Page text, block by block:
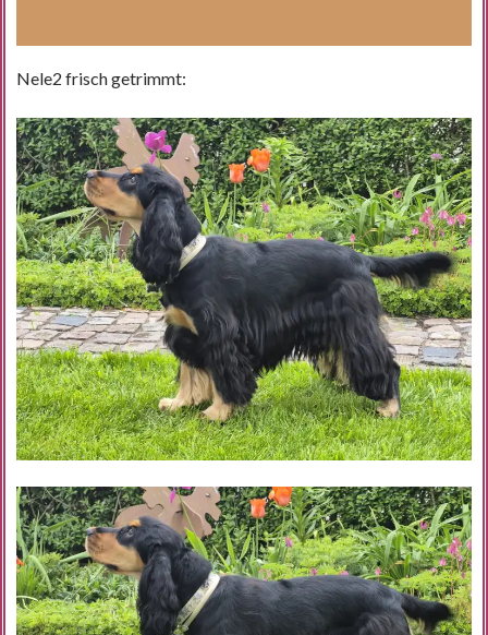
Nele2 frisch getrimmt: